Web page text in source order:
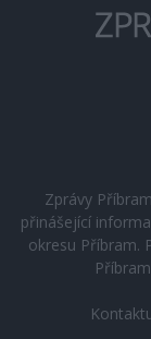
Zprávy
přinášející
okresu Příbram.